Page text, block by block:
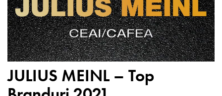
JULIUS MEINL – Top